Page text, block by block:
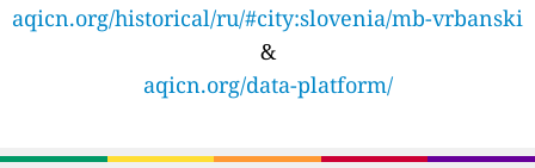
aqicn.org/historical/ru/#city:slovenia/mb-vrbanski
&
aqicn.org/data-platform/